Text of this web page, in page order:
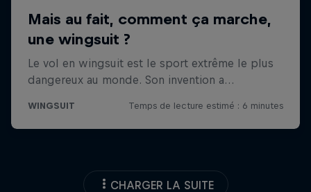
CHARGER LA SUITE